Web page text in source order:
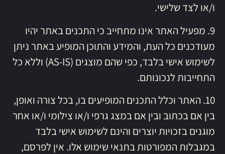
ו/או לצד שלישי.
9. מפעיל האתר אינו מתחייב כי התכנים באתר יהיו
מעודכנים כל העת, והמידע והתוכן המופיע באתר ניתן
לשימוש אישי בלבד, כפי שהם מוצגים (AS-IS) וללא כל
התחייבות לנכונותם.
10. האתר וכלל התכנים המופיעים בו, בכל צורה ואופן,
בין אם בכתוב ובין אם במצג גרפי ו/או צילומי ו/או אחר
מוגנים בזכויות יוצרים והינם לשימוש אישי בלבד
במגבלות המפורטות בתנאי שימוש אלו. אין לפרסם,